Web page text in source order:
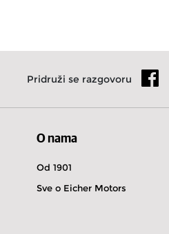
Pridruži se razgovoru
O nama
Od 1901
Sve o Eicher Motors